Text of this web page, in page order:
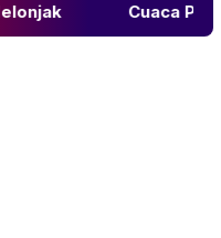
Cuaca Panas Bikin